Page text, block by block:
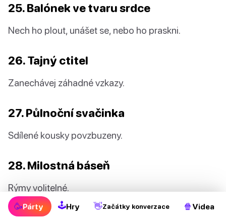
25. Balónek ve tvaru srdce
Nech ho plout, unášet se, nebo ho praskni.
26. Tajný ctitel
Zanechávej záhadné vzkazy.
27. Půlnoční svačinka
Sdílené kousky povzbuzeny.
28. Milostná báseň
Rýmy volitelné.
29. Ukradený polibek
🥳Párty 🕹Hry 👋Začátky konverzace 🍿 Videa